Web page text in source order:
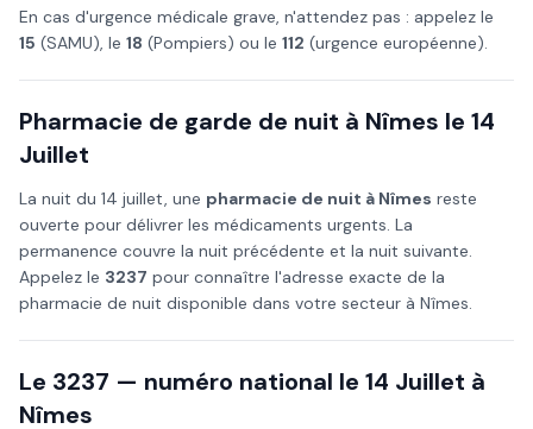
En cas d'urgence médicale grave, n'attendez pas : appelez le
15 (SAMU), le 18 (Pompiers) ou le 112 (urgence européenne).
Pharmacie de garde de nuit à Nîmes le 14
Juillet
La nuit du 14 juillet, une pharmacie de nuit à Nîmes reste
ouverte pour délivrer les médicaments urgents. La
permanence couvre la nuit précédente et la nuit suivante.
Appelez le 3237 pour connaître l'adresse exacte de la
pharmacie de nuit disponible dans votre secteur à Nîmes.
Le 3237 — numéro national le 14 Juillet à
Nîmes